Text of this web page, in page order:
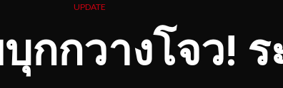
UPDATE
กกวางโจว! ร